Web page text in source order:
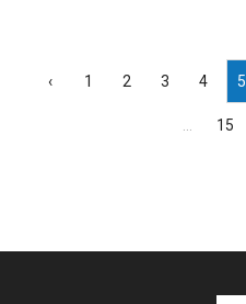
‹ 1 2 3 4 5
15